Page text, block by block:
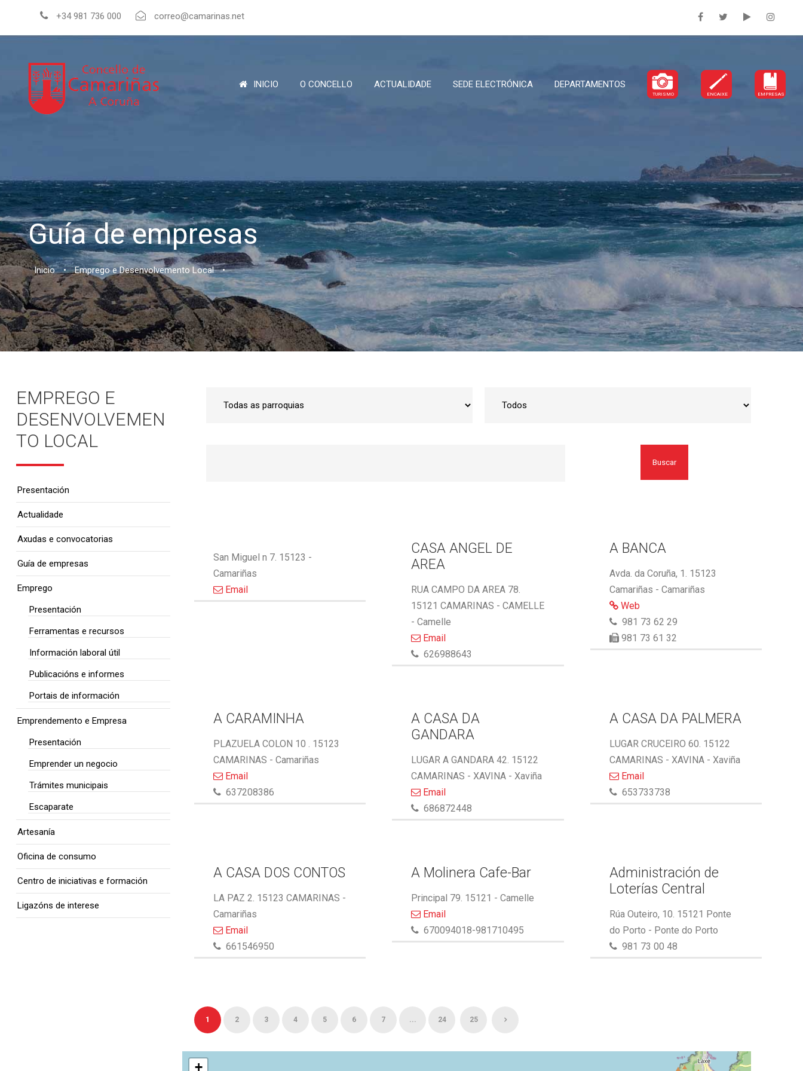
+34 981 736 000 correo@camarinas.net
INICIO O CONCELLO ACTUALIDADE SEDE ELECTRÓNICA DEPARTAMENTOS
TURISMO ENCAIXE EMPRESAS
Guía de empresas
Inicio • Emprego e Desenvolvemento Local •
Buscar
San Miguel n 7. 15123 -
Camariñas
Email
CASA ANGEL DE
AREA
RUA CAMPO DA AREA 78.
15121 CAMARINAS - CAMELLE
- Camelle
Email
626988643
A BANCA
Avda. da Coruña, 1. 15123
Camariñas - Camariñas
Web
981 73 62 29
981 73 61 32
A CARAMINHA
PLAZUELA COLON 10 . 15123
CAMARINAS - Camariñas
Email
637208386
A CASA DA
GANDARA
LUGAR A GANDARA 42. 15122
CAMARINAS - XAVINA - Xaviña
Email
686872448
A CASA DA PALMERA
LUGAR CRUCEIRO 60. 15122
CAMARINAS - XAVINA - Xaviña
Email
653733738
A CASA DOS CONTOS
LA PAZ 2. 15123 CAMARINAS -
Camariñas
Email
661546950
A Molinera Cafe-Bar
Principal 79. 15121 - Camelle
Email
670094018-981710495
Administración de
Loterías Central
Rúa Outeiro, 10. 15121 Ponte
do Porto - Ponte do Porto
981 73 00 48
1 2 3 4 5 6 7 ... 24 25
+
EMPREGO E
DESENVOLVEMEN
TO LOCAL
Presentación
Actualidade
Axudas e convocatorias
Guía de empresas
Emprego
Presentación
Ferramentas e recursos
Información laboral útil
Publicacións e informes
Portais de información
Emprendemento e Empresa
Presentación
Emprender un negocio
Trámites municipais
Escaparate
Artesanía
Oficina de consumo
Centro de iniciativas e formación
Ligazóns de interese